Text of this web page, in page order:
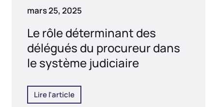
mars 25, 2025
Le rôle déterminant des
délégués du procureur dans
le système judiciaire
Lire l'article